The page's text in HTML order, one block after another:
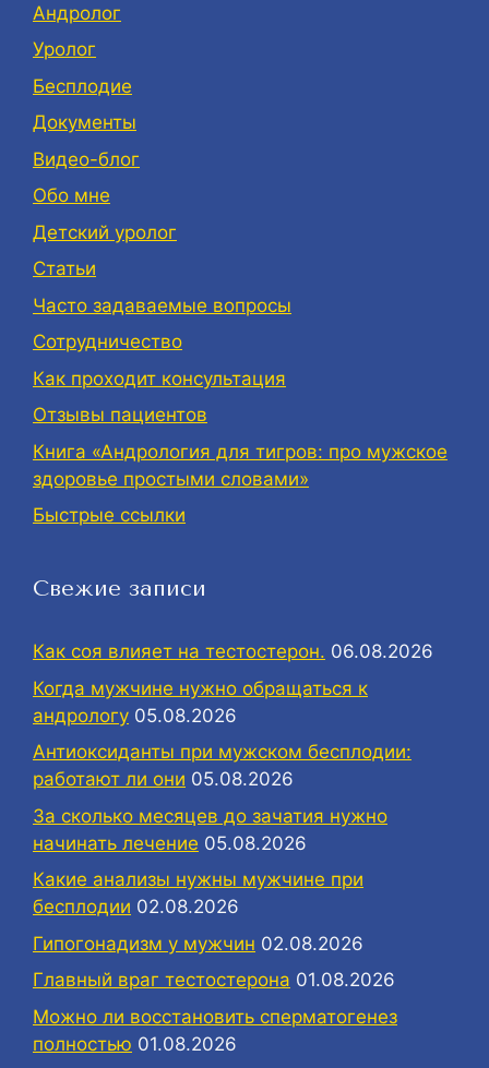
Андролог
Уролог
Бесплодие
Документы
Видео-блог
Обо мне
Детский уролог
Статьи
Часто задаваемые вопросы
Сотрудничество
Как проходит консультация
Отзывы пациентов
Книга «Андрология для тигров: про мужское
здоровье простыми словами»
Быстрые ссылки
Свежие записи
Как соя влияет на тестостерон. 06.08.2026
Когда мужчине нужно обращаться к
андрологу 05.08.2026
Антиоксиданты при мужском бесплодии:
работают ли они 05.08.2026
За сколько месяцев до зачатия нужно
начинать лечение 05.08.2026
Какие анализы нужны мужчине при
бесплодии 02.08.2026
Гипогонадизм у мужчин 02.08.2026
Главный враг тестостерона 01.08.2026
Можно ли восстановить сперматогенез
полностью 01.08.2026